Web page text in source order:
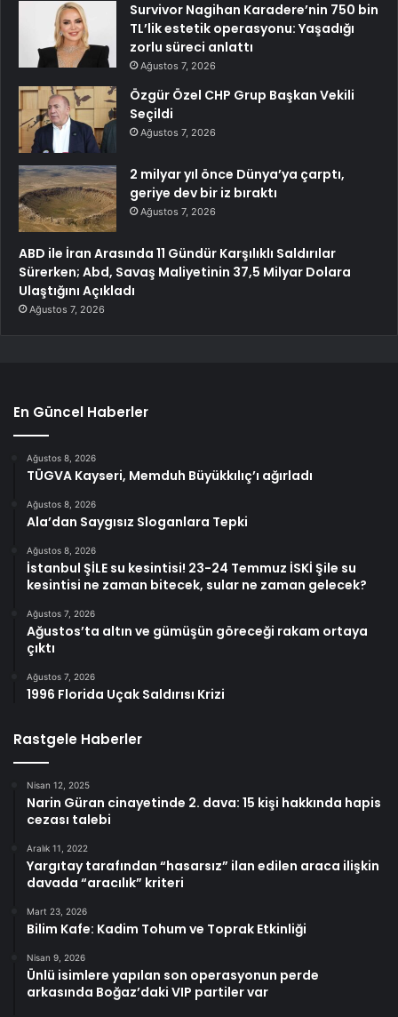
Survivor Nagihan Karadere’nin 750 bin
TL’lik estetik operasyonu: Yaşadığı
zorlu süreci anlattı
Ağustos 7, 2026
Özgür Özel CHP Grup Başkan Vekili
Seçildi
Ağustos 7, 2026
2 milyar yıl önce Dünya’ya çarptı,
geriye dev bir iz bıraktı
Ağustos 7, 2026
ABD ile İran Arasında 11 Gündür Karşılıklı Saldırılar
Sürerken; Abd, Savaş Maliyetinin 37,5 Milyar Dolara
Ulaştığını Açıkladı
Ağustos 7, 2026
En Güncel Haberler
Ağustos 8, 2026
TÜGVA Kayseri, Memduh Büyükkılıç’ı ağırladı
Ağustos 8, 2026
Ala’dan Saygısız Sloganlara Tepki
Ağustos 8, 2026
İstanbul ŞİLE su kesintisi! 23-24 Temmuz İSKİ Şile su
kesintisi ne zaman bitecek, sular ne zaman gelecek?
Ağustos 7, 2026
Ağustos’ta altın ve gümüşün göreceği rakam ortaya
çıktı
Ağustos 7, 2026
1996 Florida Uçak Saldırısı Krizi
Rastgele Haberler
Nisan 12, 2025
Narin Güran cinayetinde 2. dava: 15 kişi hakkında hapis
cezası talebi
Aralık 11, 2022
Yargıtay tarafından “hasarsız” ilan edilen araca ilişkin
davada “aracılık” kriteri
Mart 23, 2026
Bilim Kafe: Kadim Tohum ve Toprak Etkinliği
Nisan 9, 2026
Ünlü isimlere yapılan son operasyonun perde
arkasında Boğaz’daki VIP partiler var